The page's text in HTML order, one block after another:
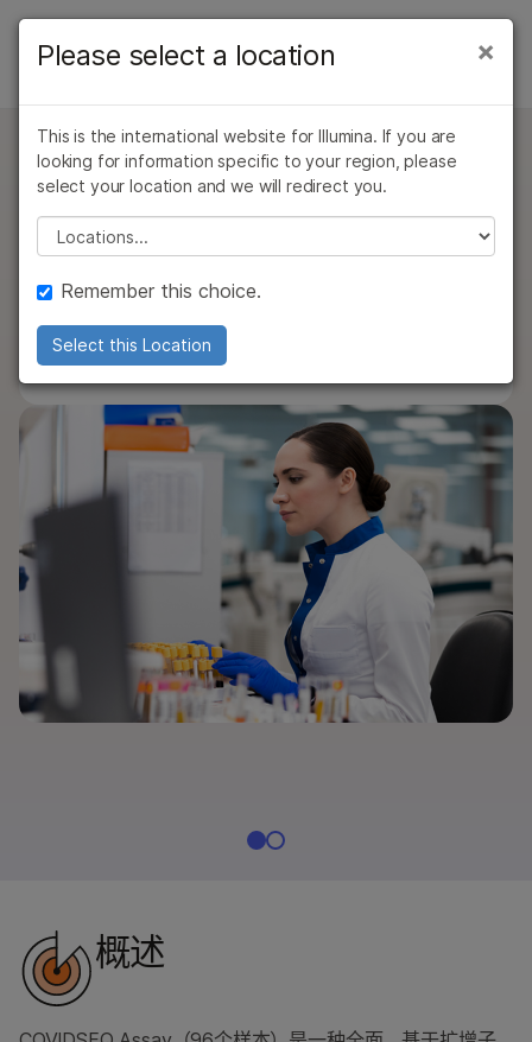
学习
支持
推荐内容链接
按类型
按感兴趣的区域
通过仪器兼容性
产品线
浏览所有产品
产品组合
概述
通过仪器兼容性
产品线
通过仪器兼容性
产品线
浏览所有产品
QUESTIONS
问题
COVIDSeq Assay (96样本)
这种低通量至中通量的NGS检测让任何规模的实验室能
够识别并追踪新型SARS-CoV-2变异的出现和流行情
况。
Illumina COVIDSeq Assay (96 samples)
数据表 PDF < 1 MB
概述
癌症研究
微生物学
农业基因组学
复杂疾病
临床肿瘤学
生殖健康
遗传病和罕见病
×
Please select a location
This is the international website for Illumina. If you are
looking for information specific to your region, please
select your location and we will redirect you.
Please select a location
Remember this choice.
Select this Location